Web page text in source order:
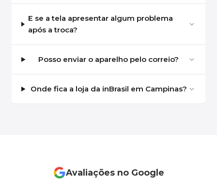
E se a tela apresentar algum problema
após a troca?
Posso enviar o aparelho pelo correio?
Onde fica a loja da inBrasil em Campinas?
Avaliações no Google